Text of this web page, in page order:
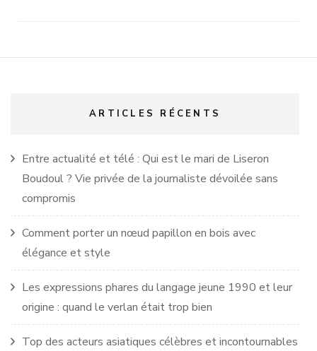
ARTICLES RÉCENTS
Entre actualité et télé : Qui est le mari de Liseron
Boudoul ? Vie privée de la journaliste dévoilée sans
compromis
Comment porter un nœud papillon en bois avec
élégance et style
Les expressions phares du langage jeune 1990 et leur
origine : quand le verlan était trop bien
Top des acteurs asiatiques célèbres et incontournables